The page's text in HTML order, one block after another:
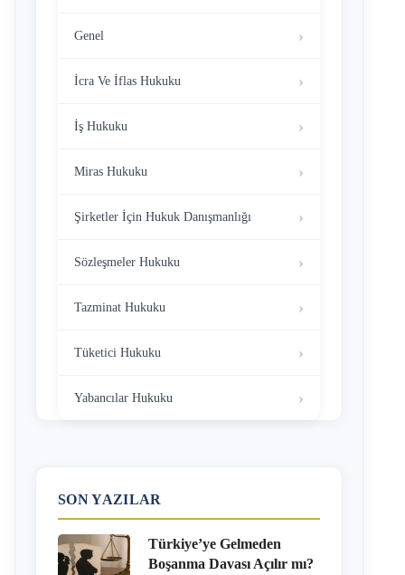
Genel
İcra Ve İflas Hukuku
İş Hukuku
Miras Hukuku
Şirketler İçin Hukuk Danışmanlığı
Sözleşmeler Hukuku
Tazminat Hukuku
Tüketici Hukuku
Yabancılar Hukuku
SON YAZILAR
Türkiye’ye Gelmeden
Boşanma Davası Açılır mı?